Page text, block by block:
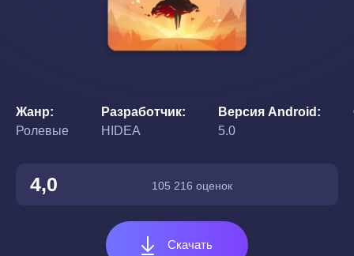
Жанр
Ролевые
Разработчик
HIDEA
Версия Android
5.0
4,0 105 216 оценок
Скачать